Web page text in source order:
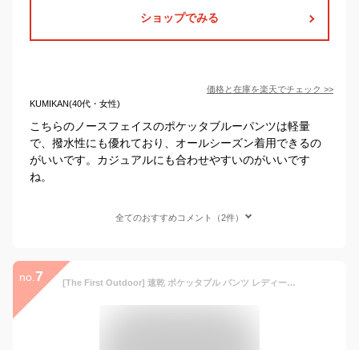
ショップでみる
価格と在庫を楽天でチェック >>
KUMIKAN(40代・女性)
こちらのノースフェイスのポケッタブルーパンツは軽量
で、撥水性にも優れており、オールシーズン着用できるの
がいいです。カジュアルにも合わせやすいのがいいです
ね。
全てのおすすめコメント（2件）
no. 7 [The First Outdoor] 速乾 ポケッタブル パンツ レディース S-XL 撥水 軽量150ｇ ストレッチパンツ TFO-723523 アエトニクス (M, ブラック)